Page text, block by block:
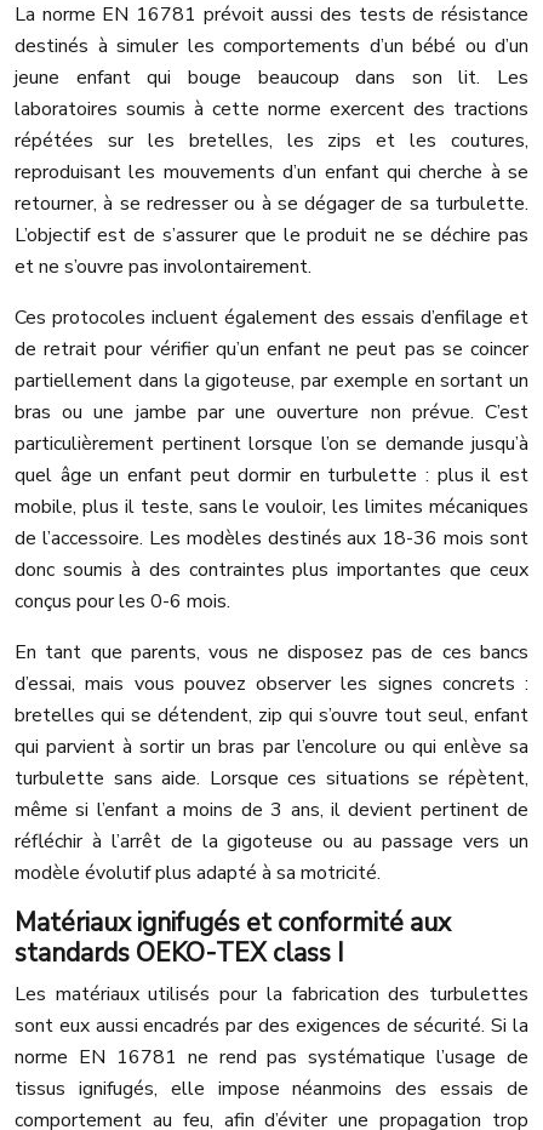
La norme EN 16781 prévoit aussi des tests de résistance
destinés à simuler les comportements d’un bébé ou d’un
jeune enfant qui bouge beaucoup dans son lit. Les
laboratoires soumis à cette norme exercent des tractions
répétées sur les bretelles, les zips et les coutures,
reproduisant les mouvements d’un enfant qui cherche à se
retourner, à se redresser ou à se dégager de sa turbulette.
L’objectif est de s’assurer que le produit ne se déchire pas
et ne s’ouvre pas involontairement.
Ces protocoles incluent également des essais d’enfilage et
de retrait pour vérifier qu’un enfant ne peut pas se coincer
partiellement dans la gigoteuse, par exemple en sortant un
bras ou une jambe par une ouverture non prévue. C’est
particulièrement pertinent lorsque l’on se demande jusqu’à
quel âge un enfant peut dormir en turbulette : plus il est
mobile, plus il teste, sans le vouloir, les limites mécaniques
de l’accessoire. Les modèles destinés aux 18-36 mois sont
donc soumis à des contraintes plus importantes que ceux
conçus pour les 0-6 mois.
En tant que parents, vous ne disposez pas de ces bancs
d’essai, mais vous pouvez observer les signes concrets :
bretelles qui se détendent, zip qui s’ouvre tout seul, enfant
qui parvient à sortir un bras par l’encolure ou qui enlève sa
turbulette sans aide. Lorsque ces situations se répètent,
même si l’enfant a moins de 3 ans, il devient pertinent de
réfléchir à l’arrêt de la gigoteuse ou au passage vers un
modèle évolutif plus adapté à sa motricité.
Matériaux ignifugés et conformité aux
standards OEKO-TEX class I
Les matériaux utilisés pour la fabrication des turbulettes
sont eux aussi encadrés par des exigences de sécurité. Si la
norme EN 16781 ne rend pas systématique l’usage de
tissus ignifugés, elle impose néanmoins des essais de
comportement au feu, afin d’éviter une propagation trop